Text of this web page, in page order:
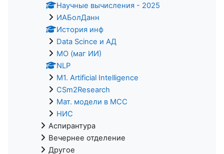
Научные вычисления - 2025
ИАБолДанн
История инф
Data Scince и АД
МО (маг ИИ)
NLP
M1. Artificial Intelligence
CSm2Research
Мат. модели в МСС
НИС
Аспирантура
Вечернее отделение
Другое